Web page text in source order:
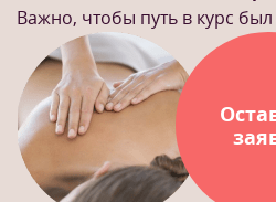
Важно, чтобы путь в курс